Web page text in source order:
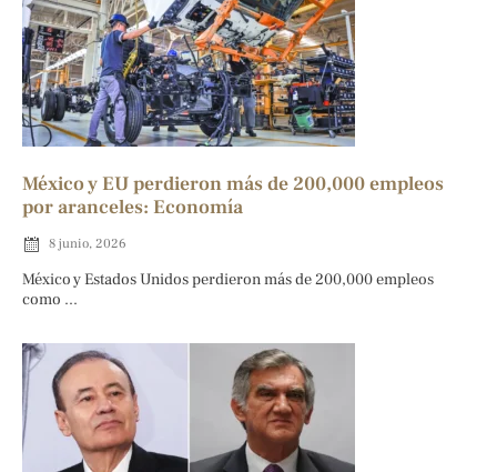
México y EU perdieron más de 200,000 empleos
por aranceles: Economía
8 junio, 2026
México y Estados Unidos perdieron más de 200,000 empleos
como ...